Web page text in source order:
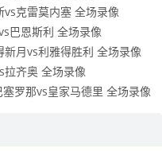
克雷莫内塞 全场录像
巴恩斯利 全场录像
月vs利雅得胜利 全场录像
齐奥 全场录像
罗那vs皇家马德里 全场录像